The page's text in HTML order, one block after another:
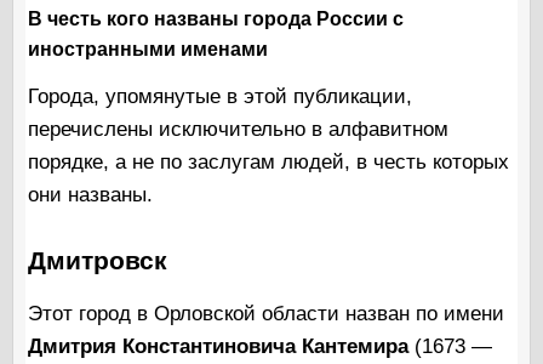
В честь кого названы города России с
иностранными именами
Города, упомянутые в этой публикации,
перечислены исключительно в алфавитном
порядке, а не по заслугам людей, в честь которых
они названы.
Дмитровск
Этот город в Орловской области назван по имени
Дмитрия Константиновича Кантемира(1673 —